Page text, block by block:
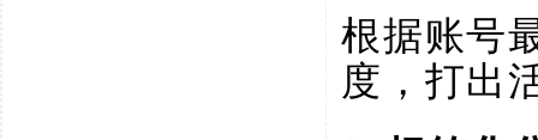
根据账号
度，打出